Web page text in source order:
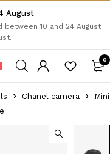
August
10 and 24 August
0
Chanel camera
Mini